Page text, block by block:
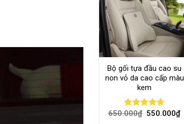
Bộ gối tựa đầu cao su
non vỏ da cao cấp màu
kem
Rated4.70
650.000₫ 550.000₫